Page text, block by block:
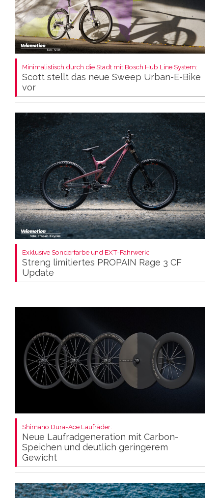
Minimalistisch durch die Stadt mit Bosch Hub Line System:
Scott stellt das neue Sweep Urban-E-Bike
vor
Exklusive Sonderfarbe und EXT-Fahrwerk:
Streng limitiertes PROPAIN Rage 3 CF
Update
Shimano Dura-Ace Laufräder:
Neue Laufradgeneration mit Carbon-
Speichen und deutlich geringerem
Gewicht